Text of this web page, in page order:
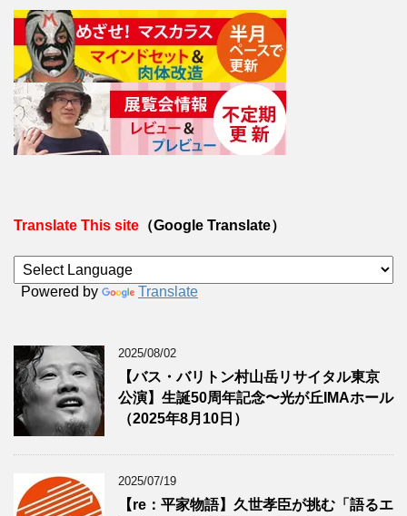
Translate This site （Google Translate）
Powered by Translate
2025/08/02
【バス・バリトン村山岳リサイタル東京
公演】生誕50周年記念〜光が丘IMAホール
（2025年8月10日）
2025/07/19
【re：平家物語】久世孝臣が挑む「語るエ